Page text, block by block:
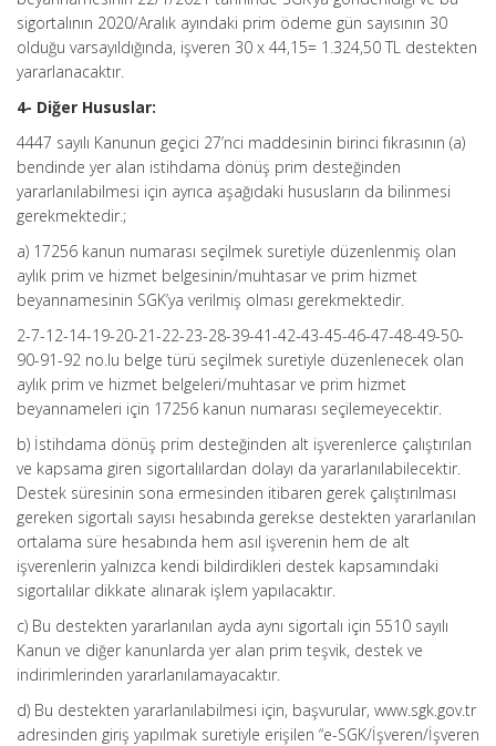
sigortalının 2020/Aralık ayındaki prim ödeme gün sayısının 30
olduğu varsayıldığında, işveren 30 x 44,15= 1.324,50 TL destekten
yararlanacaktır.
4- Diğer Hususlar:
4447 sayılı Kanunun geçici 27’nci maddesinin birinci fıkrasının (a)
bendinde yer alan istihdama dönüş prim desteğinden
yararlanılabilmesi için ayrıca aşağıdaki hususların da bilinmesi
gerekmektedir.;
a) 17256 kanun numarası seçilmek suretiyle düzenlenmiş olan
aylık prim ve hizmet belgesinin/muhtasar ve prim hizmet
beyannamesinin SGK’ya verilmiş olması gerekmektedir.
2-7-12-14-19-20-21-22-23-28-39-41-42-43-45-46-47-48-49-50-
90-91-92 no.lu belge türü seçilmek suretiyle düzenlenecek olan
aylık prim ve hizmet belgeleri/muhtasar ve prim hizmet
beyannameleri için 17256 kanun numarası seçilemeyecektir.
b) İstihdama dönüş prim desteğinden alt işverenlerce çalıştırılan
ve kapsama giren sigortalılardan dolayı da yararlanılabilecektir.
Destek süresinin sona ermesinden itibaren gerek çalıştırılması
gereken sigortalı sayısı hesabında gerekse destekten yararlanılan
ortalama süre hesabında hem asıl işverenin hem de alt
işverenlerin yalnızca kendi bildirdikleri destek kapsamındaki
sigortalılar dikkate alınarak işlem yapılacaktır.
c) Bu destekten yararlanılan ayda aynı sigortalı için 5510 sayılı
Kanun ve diğer kanunlarda yer alan prim teşvik, destek ve
indirimlerinden yararlanılamayacaktır.
d) Bu destekten yararlanılabilmesi için, başvurular, www.sgk.gov.tr
adresinden giriş yapılmak suretiyle erişilen “e-SGK/İşveren/İşveren